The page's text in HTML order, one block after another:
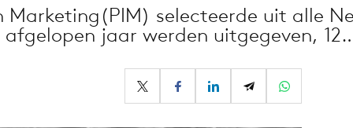
Merkstrategie
PR
selecteerde uit alle
jaar werden uitgegeven,